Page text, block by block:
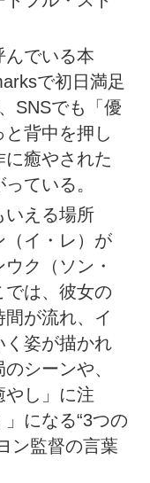
んでいる本
で初日満足
SNSでも「優
背中を押し
癒やされた
ている。
いえる場所
（イ・レ）が
ク（ソン・
では、彼女の
が流れ、イ
く姿が描かれ
シーンや、
やし」に注
になる“3つの
ン監督の言葉